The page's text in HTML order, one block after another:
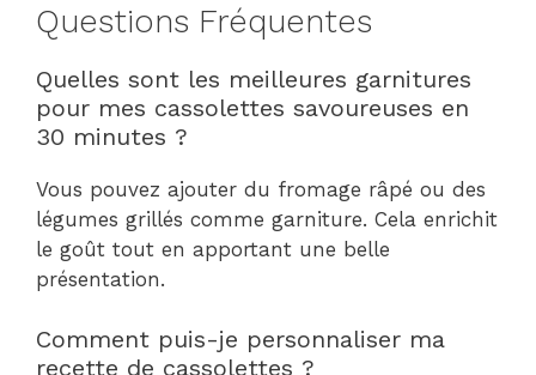
Questions Fréquentes
Quelles sont les meilleures garnitures
pour mes cassolettes savoureuses en
30 minutes ?
Vous pouvez ajouter du fromage râpé ou des
légumes grillés comme garniture. Cela enrichit
le goût tout en apportant une belle
présentation.
Comment puis-je personnaliser ma
recette de cassolettes ?